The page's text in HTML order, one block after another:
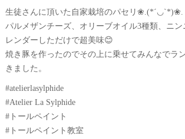
生徒さんに頂いた自家栽培のパセリ❀.(*´◡`*)❀.
パルメザンチーズ、オリーブオイル3種類、ニ
レンダーしただけで超美味😊
焼き豚を作ったのでその上に乗せてみんなでラ
きました。
#atelierlasylphide
#Atelier La Sylphide
#トールペイント
#トールペイント教室